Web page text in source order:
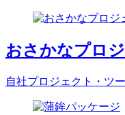
おさかなプロ
自社プロジェクト・ツ